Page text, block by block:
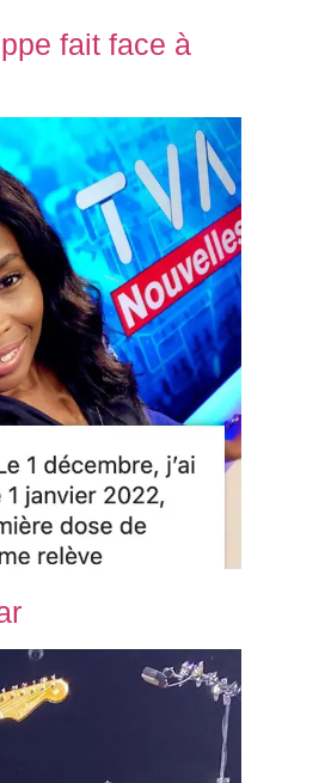
fait face à